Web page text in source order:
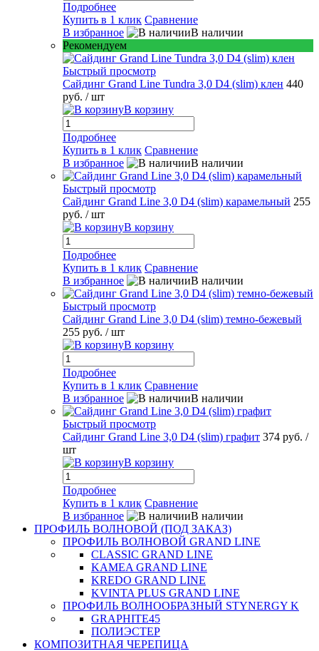
Подробнее
Купить в 1 клик Сравнение
В избранное
В наличии
Рекомендуем
Быстрый просмотр
Сайдинг Grand Line Tundra 3,0 D4 (slim) клен 440
руб. / шт
В корзину
Подробнее
Купить в 1 клик Сравнение
В избранное
В наличии
Быстрый просмотр
Сайдинг Grand Line 3,0 D4 (slim) карамельный 255
руб. / шт
В корзину
Подробнее
Купить в 1 клик Сравнение
В избранное
В наличии
Быстрый просмотр
Сайдинг Grand Line 3,0 D4 (slim) темно-бежевый
255 руб. / шт
В корзину
Подробнее
Купить в 1 клик Сравнение
В избранное
В наличии
Быстрый просмотр
Сайдинг Grand Line 3,0 D4 (slim) графит 374 руб. /
шт
В корзину
Подробнее
Купить в 1 клик Сравнение
В избранное
В наличии
ПРОФИЛЬ ВОЛНОВОЙ (ПОД ЗАКАЗ)
ПРОФИЛЬ ВОЛНОВОЙ GRAND LINE
CLASSIC GRAND LINE
KAMEA GRAND LINE
KREDO GRAND LINE
KVINTA PLUS GRAND LINE
ПРОФИЛЬ ВОЛНООБРАЗНЫЙ STYNERGY K
GRAPHITE45
ПОЛИЭСТЕР
КОМПОЗИТНАЯ ЧЕРЕПИЦА